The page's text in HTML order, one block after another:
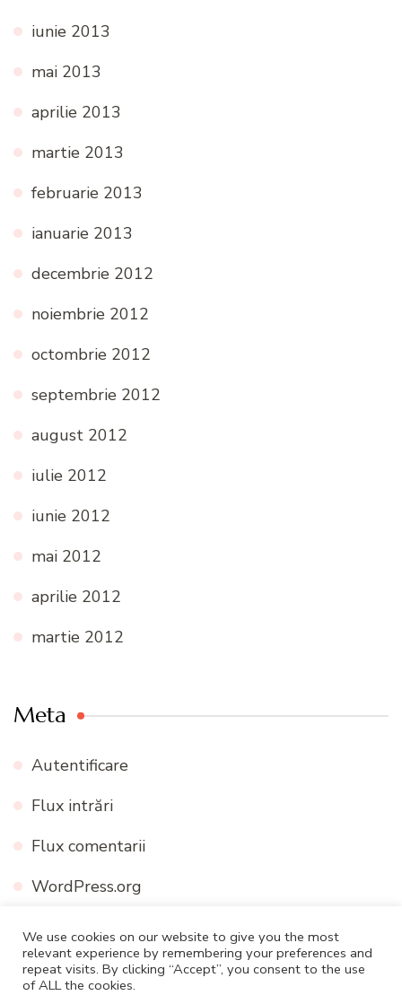
iunie 2013
mai 2013
aprilie 2013
martie 2013
februarie 2013
ianuarie 2013
decembrie 2012
noiembrie 2012
octombrie 2012
septembrie 2012
august 2012
iulie 2012
iunie 2012
mai 2012
aprilie 2012
martie 2012
Meta
Autentificare
Flux intrări
Flux comentarii
WordPress.org
© Drepturi de autor2026 Mely Cuisine
We use cookies on our website to give you the most
relevant experience by remembering your preferences and
repeat visits. By clicking “Accept”, you consent to the use
of ALL the cookies.